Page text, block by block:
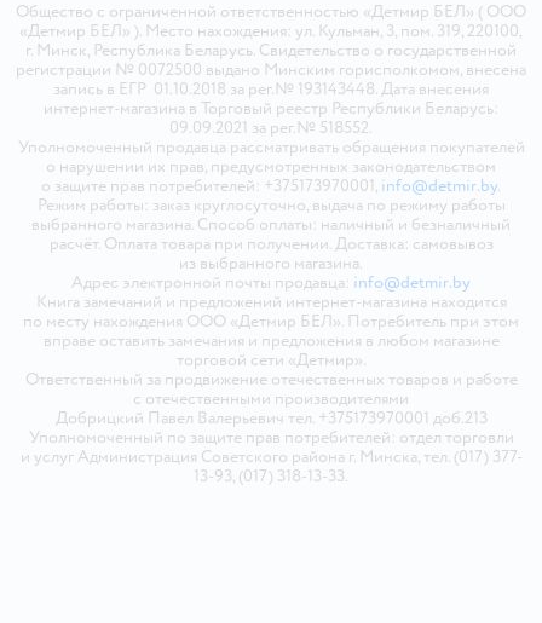
Общество с ограниченной ответственностью «Детмир БЕЛ» ( ООО
«Детмир БЕЛ» ). Место нахождения: ул. Кульман, 3, пом. 319, 220100,
г. Минск, Республика Беларусь. Свидетельство о государственной
регистрации № 0072500 выдано Минским горисполкомом, внесена
запись в ЕГР 01.10.2018 за рег.№ 193143448. Дата внесения
интернет-магазина в Торговый реестр Республики Беларусь:
09.09.2021 за рег.№ 518552.
Уполномоченный продавца рассматривать обращения покупателей
о нарушении их прав, предусмотренных законодательством
о защите прав потребителей: +375173970001, info@detmir.by.
Режим работы: заказ круглосуточно, выдача по режиму работы
выбранного магазина. Способ оплаты: наличный и безналичный
расчёт. Оплата товара при получении. Доставка: самовывоз
из выбранного магазина.
Адрес электронной почты продавца: info@detmir.by
Книга замечаний и предложений интернет-магазина находится
по месту нахождения ООО «Детмир БЕЛ». Потребитель при этом
вправе оставить замечания и предложения в любом магазине
торговой сети «Детмир».
Ответственный за продвижение отечественных товаров и работе
с отечественными производителями
Добрицкий Павел Валерьевич тел. +375173970001 доб.213
Уполномоченный по защите прав потребителей: отдел торговли
и услуг Администрация Советского района г. Минска, тел. (017) 377-
13-93, (017) 318-13-33.